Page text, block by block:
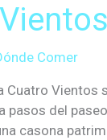
Comer
Cuatro Vientos
pasos del
casona